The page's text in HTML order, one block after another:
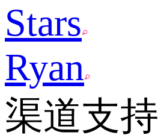
Stars
Ryan
渠道支持